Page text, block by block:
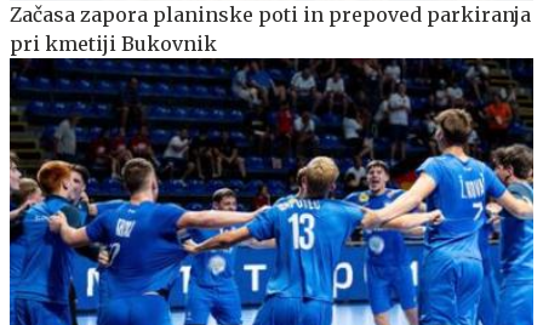
Začasa zapora planinske poti in prepoved parkiranja
pri kmetiji Bukovnik